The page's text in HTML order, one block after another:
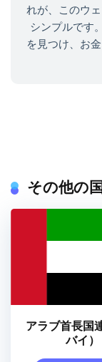
れが、このウ
シンプルです
を見つけ、お
その他の国
アラブ首長国
バイ）